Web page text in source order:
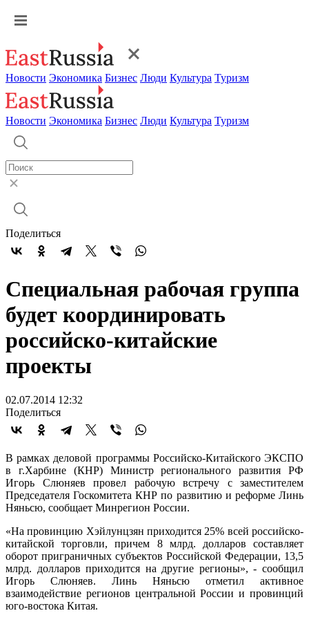
Новости Экономика Бизнес Люди Культура Туризм
Новости Экономика Бизнес Люди Культура Туризм
Поделиться
Специальная рабочая группа
будет координировать
российско-китайские
проекты
02.07.2014 12:32
Поделиться
В рамках деловой программы Российско-Китайского ЭКСПО
в г.Харбине (КНР) Министр регионального развития РФ
Игорь Слюняев провел рабочую встречу с заместителем
Председателя Госкомитета КНР по развитию и реформе Линь
Няньсю, сообщает Минрегион России.
«На провинцию Хэйлунцзян приходится 25% всей российско-
китайской торговли, причем 8 млрд. долларов составляет
оборот приграничных субъектов Российской Федерации, 13,5
млрд. долларов приходится на другие регионы», - сообщил
Игорь Слюняев. Линь Няньсю отметил активное
взаимодействие регионов центральной России и провинций
юго-востока Китая.